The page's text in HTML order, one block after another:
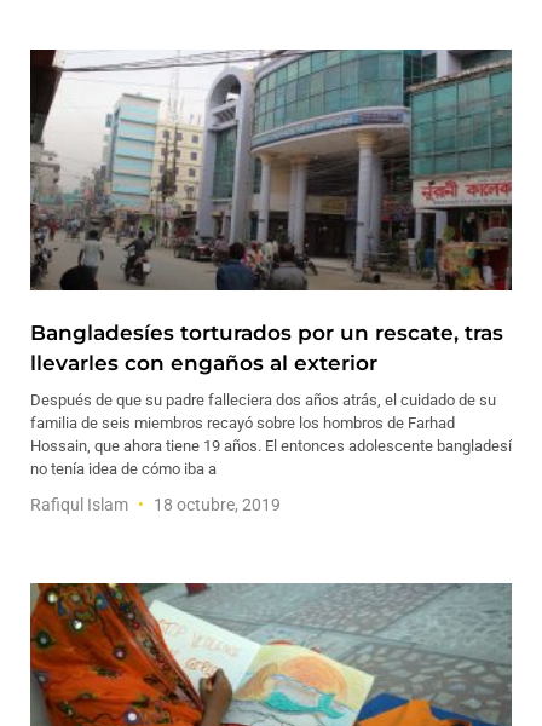
Bangladesíes torturados por un rescate, tras
llevarles con engaños al exterior
Después de que su padre falleciera dos años atrás, el cuidado de su
familia de seis miembros recayó sobre los hombros de Farhad
Hossain, que ahora tiene 19 años. El entonces adolescente bangladesí
no tenía idea de cómo iba a
Rafiqul Islam 18 octubre, 2019